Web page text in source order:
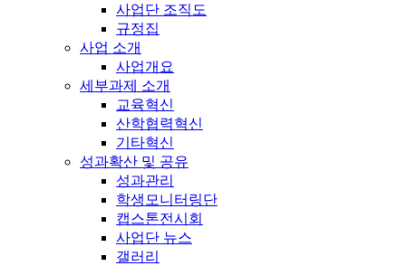
사업단 조직도
규정집
사업 소개
사업개요
세부과제 소개
교육혁신
산학협력혁신
기타혁신
성과확산 및 공유
성과관리
학생모니터링단
캡스톤전시회
사업단 뉴스
갤러리